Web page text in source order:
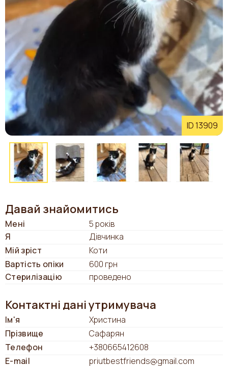
ID 13909
Давай знайомитись
Мені
5 років
Я
Дівчинка
Мій зріст
Коти
Вартість опіки
600 грн
Стерилізацію
проведено
Контактні дані утримувача
Ім'я
Христина
Прізвище
Сафарян
Телефон
+380665412608
E-mail
priutbestfriends@gmail.com